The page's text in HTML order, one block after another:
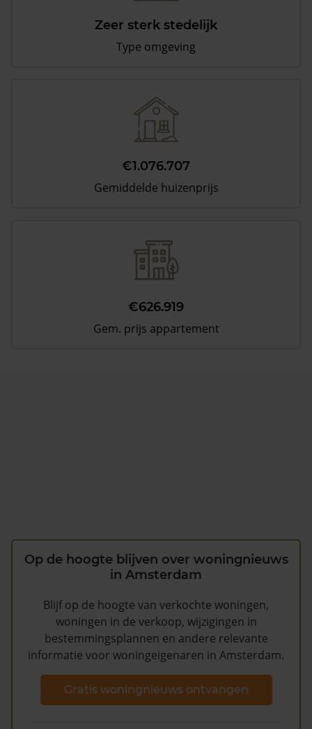
Zeer sterk stedelijk
Type omgeving
€1.076.707
Gemiddelde huizenprijs
€626.919
Gem. prijs appartement
Op de hoogte blijven over woningnieuws
in Amsterdam
Blijf op de hoogte van verkochte woningen,
woningen in de verkoop, wijzigingen in
bestemmingsplannen en andere relevante
informatie voor woningeigenaren in Amsterdam.
Gratis woningnieuws ontvangen